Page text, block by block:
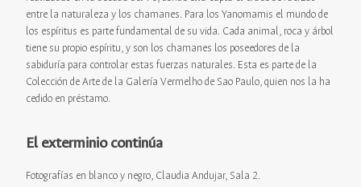
entre la naturaleza y los chamanes. Para los Yanomamis el mundo de
los espíritus es parte fundamental de su vida. Cada animal, roca y árbol
tiene su propio espíritu, y son los chamanes los poseedores de la
sabiduría para controlar estas fuerzas naturales. Esta es parte de la
Colección de Arte de la Galería Vermelho de Sao Paulo, quien nos la ha
cedido en préstamo.
El exterminio continúa
Fotografías en blanco y negro, Claudia Andujar, Sala 2.